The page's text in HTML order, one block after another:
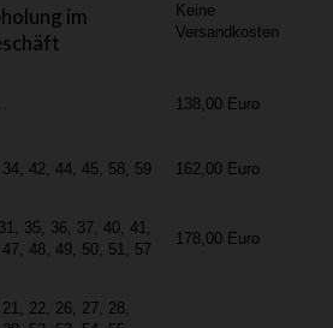
im
Keine
Versandkosten
138,00 Euro
34, 42, 44, 45, 58, 59 162,00 Euro
35, 36, 37, 40, 41,
48, 49, 50, 51, 57
178,00 Euro
22, 26, 27, 28,